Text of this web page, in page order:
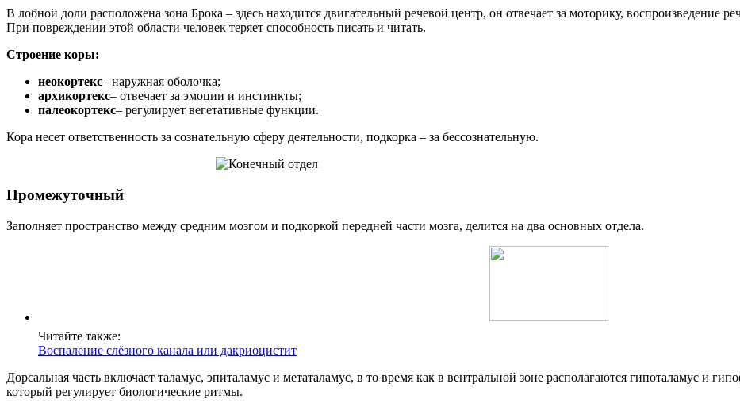
В лобной доли расположена зона Брока – здесь находится двигательный речевой центр, он отвечает за моторику, воспроизведение
При повреждении этой области человек теряет способность писать и читать.
Строение коры:
неокортекс– наружная оболочка;
архикортекс– отвечает за эмоции и инстинкты;
палеокортекс– регулирует вегетативные функции.
Кора несет ответственность за сознательную сферу деятельности, подкорка – за бессознательную.
Промежуточный
Заполняет пространство между средним мозгом и подкоркой передней части мозга, делится на два основных отдела.
Читайте также:
Воспаление слёзного канала или дакриоцистит
Дорсальная часть включает таламус, эпиталамус и метаталамус, в то время как в вентральной зоне располагаются гипоталамус и
который регулирует биологические ритмы.